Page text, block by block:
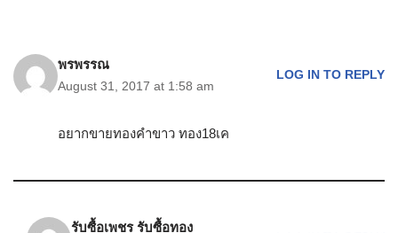
พรพรรณ
August 31, 2017 at 1:58 am
LOG IN TO REPLY
อยากขายทองคำขาว ทอง18เค
รับซื้อเพชร รับซื้อทอง